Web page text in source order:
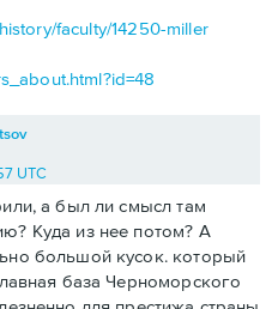
faculty/14250-miller
UTC
а был ли смысл там
Куда из нее потом? А
большой кусок. который
база Черноморского